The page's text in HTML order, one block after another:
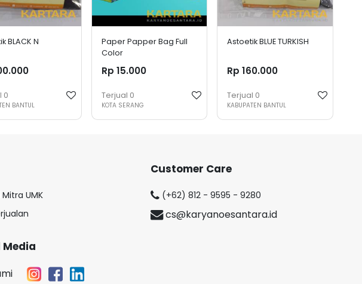
BLACK N
0
BANTUL
Paper Papper Bag Full
Color
Rp 15.000
Terjual 0
KOTA SERANG
Astoetik BLUE TURKISH
Rp 160.000
Terjual 0
KABUPATEN BANTUL
UMK
Media
Customer Care
(+62) 812 - 9595 - 9280
cs@karyanoesantara.id